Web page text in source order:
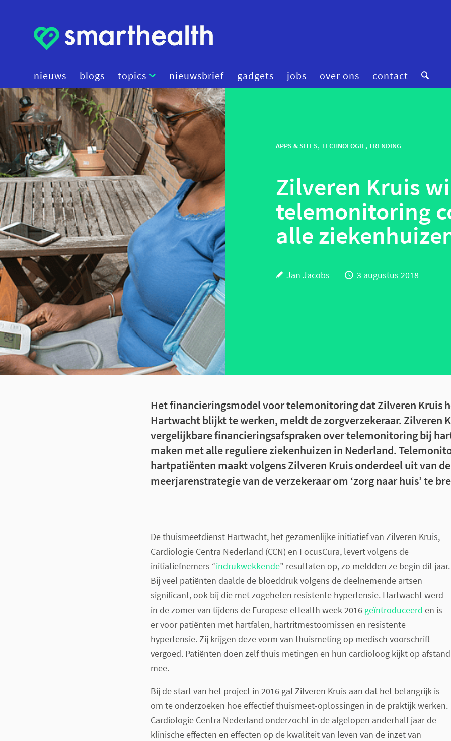
nieuws blogs topics
artificial intelligence
beleid
cybersecurity
data
diagnostiek
digital therapeutics
financiering
mental health
onderzoek
robotica
smart hospitals
smart stuff
nieuwsbrief gadgets jobs over ons contact
APPS & SITES,TECHNOLOGIE,TRENDING
Zilveren Kruis
telemonitoring
alle
Jan Jacobs 3 augustus 2018
Het financieringsmodel voor telemonitoring dat Zilveren Kruis
Hartwacht blijkt te werken, meldt de zorgverzekeraar. Zilveren
vergelijkbare financieringsafspraken over telemonitoring bij
maken met alle reguliere ziekenhuizen in Nederland.
hartpatiënten maakt volgens Zilveren Kruis onderdeel uit van de
meerjarenstrategie van de verzekeraar om ‘zorg naar huis’ te
De thuismeetdienst Hartwacht, het gezamenlijke initiatief van Zilveren Kruis,
Cardiologie Centra Nederland (CCN) en FocusCura, levert volgens de
initiatiefnemers “indrukwekkende” resultaten op, zo meldden ze begin dit jaar.
Bij veel patiënten daalde de bloeddruk volgens de deelnemende artsen
significant, ook bij die met zogeheten resistente hypertensie. Hartwacht werd
in de zomer van tijdens de Europese eHealth week 2016 geïntroduceerd en is
er voor patiënten met hartfalen, hartritmestoornissen en resistente
hypertensie. Zij krijgen deze vorm van thuismeting op medisch voorschrift
vergoed. Patiënten doen zelf thuis metingen en hun cardioloog kijkt op afstand
mee.
Bij de start van het project in 2016 gaf Zilveren Kruis aan dat het belangrijk is
om te onderzoeken hoe effectief thuismeet-oplossingen in de praktijk werken.
Cardiologie Centra Nederland onderzocht in de afgelopen anderhalf jaar de
klinische effecten en effecten op de kwaliteit van leven van de inzet van